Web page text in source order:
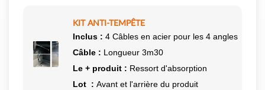
KIT ANTI-TEMPÊTE
Inclus : 4 Câbles en acier pour les 4 angles
Câble : Longueur 3m30
Le + produit : Ressort d'absorption
Lot : Avant et l'arrière du produit